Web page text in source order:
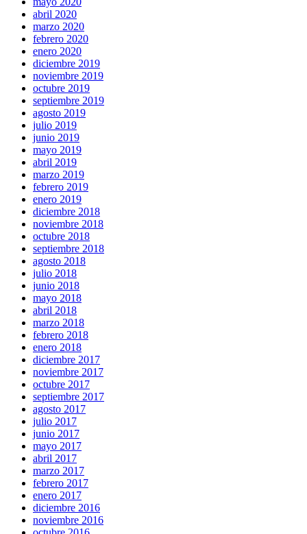
abril 2020
marzo 2020
febrero 2020
enero 2020
diciembre 2019
noviembre 2019
octubre 2019
septiembre 2019
agosto 2019
julio 2019
junio 2019
mayo 2019
abril 2019
marzo 2019
febrero 2019
enero 2019
diciembre 2018
noviembre 2018
octubre 2018
septiembre 2018
agosto 2018
julio 2018
junio 2018
mayo 2018
abril 2018
marzo 2018
febrero 2018
enero 2018
diciembre 2017
noviembre 2017
octubre 2017
septiembre 2017
agosto 2017
julio 2017
junio 2017
mayo 2017
abril 2017
marzo 2017
febrero 2017
enero 2017
diciembre 2016
noviembre 2016